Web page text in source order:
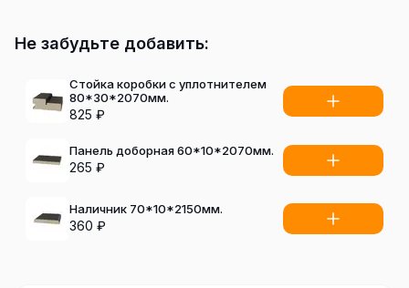
Не забудьте добавить:
Стойка коробки с уплотнителем
80*30*2070мм.
825 ₽
Панель доборная 60*10*2070мм.
265 ₽
Наличник 70*10*2150мм.
360 ₽